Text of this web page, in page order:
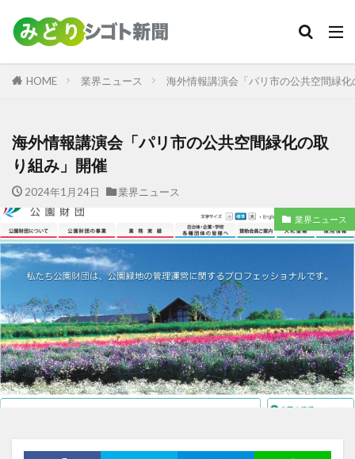
HOME 業界ニュース 海外情報講演会「パリ市の公共空間緑
海外情報講演会「パリ市の公共空間緑化の取
り組み」開催
2024年1月24日 業界ニュース
業界ニュース
カテゴリー